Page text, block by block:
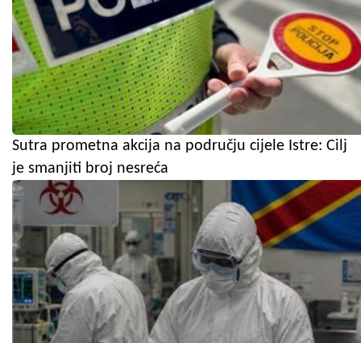
Sutra prometna akcija na području cijele Istre: Cilj
je smanjiti broj nesreća